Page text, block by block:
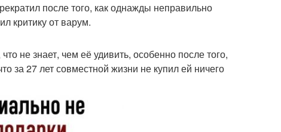
после того, как однажды неправильно
критику от варум.
не знает, чем её удивить, особенно после того,
за 27 лет совместной жизни не купил ей ничего